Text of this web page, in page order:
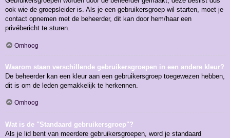
ook wie de groepsleider is. Als je een gebruikersgroep wil starten, moet je
contact opnemen met de beheerder, dit kan door hem/haar een
privébericht te sturen.
Omhoog
Waarom staan verschillende gebruikersgroepen in een andere kleur?
De beheerder kan een kleur aan een gebruikersgroep toegewezen hebben,
dit is om de leden gemakkelijk te herkennen.
Omhoog
Wat is de "Standaard gebruikersgroep"?
Als je lid bent van meerdere gebruikersgroepen, word je standaard